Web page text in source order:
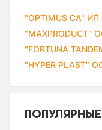
"OPTIMUS CA"
"MAXPRODUCT"
"FORTUNA
"HYPER PLAST"